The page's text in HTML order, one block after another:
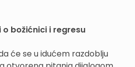
božićnici i regresu
će se u idućem razdoblju